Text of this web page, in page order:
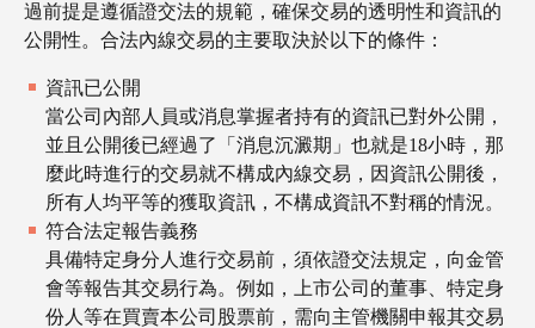
過前提是遵循證交法的規範，確保交易的透明性和資訊的
公開性。合法內線交易的主要取決於以下的條件：
資訊已公開
當公司內部人員或消息掌握者持有的資訊已對外公開，
並且公開後已經過了「消息沉澱期」也就是18小時，那
麼此時進行的交易就不構成內線交易，因資訊公開後，
所有人均平等的獲取資訊，不構成資訊不對稱的情況。
符合法定報告義務
具備特定身分人進行交易前，須依證交法規定，向金管
會等報告其交易行為。例如，上市公司的董事、特定身
份人等在買賣本公司股票前，需向主管機關申報其交易